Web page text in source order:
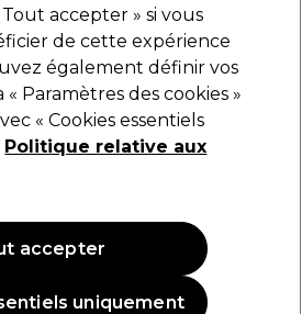
pour les Pieds Pelable
accepter » si vous
de cette expérience
également définir vos
Paramètres des cookies »
« Cookies essentiels
Politique relative aux
uniquement
accepter